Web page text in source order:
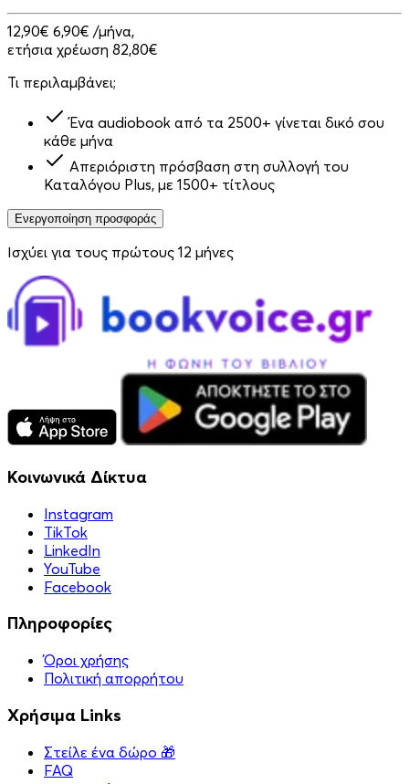
12,90€ 6,90€ /μήνα,
ετήσια χρέωση 82,80€
Τι περιλαμβάνει;
Ένα audiobook από τα 2500+ γίνεται δικό σου
κάθε μήνα
Απεριόριστη πρόσβαση στη συλλογή του
Καταλόγου Plus, με 1500+ τίτλους
Ενεργοποίηση προσφοράς
Ισχύει για τους πρώτους 12 μήνες
Κοινωνικά Δίκτυα
Instagram
TikTok
LinkedIn
YouTube
Facebook
Πληροφορίες
Όροι χρήσης
Πολιτική απορρήτου
Χρήσιμα Links
Στείλε ένα δώρο 🎁
FAQ